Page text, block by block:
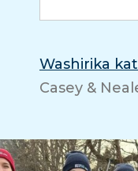
Washirika
Casey &